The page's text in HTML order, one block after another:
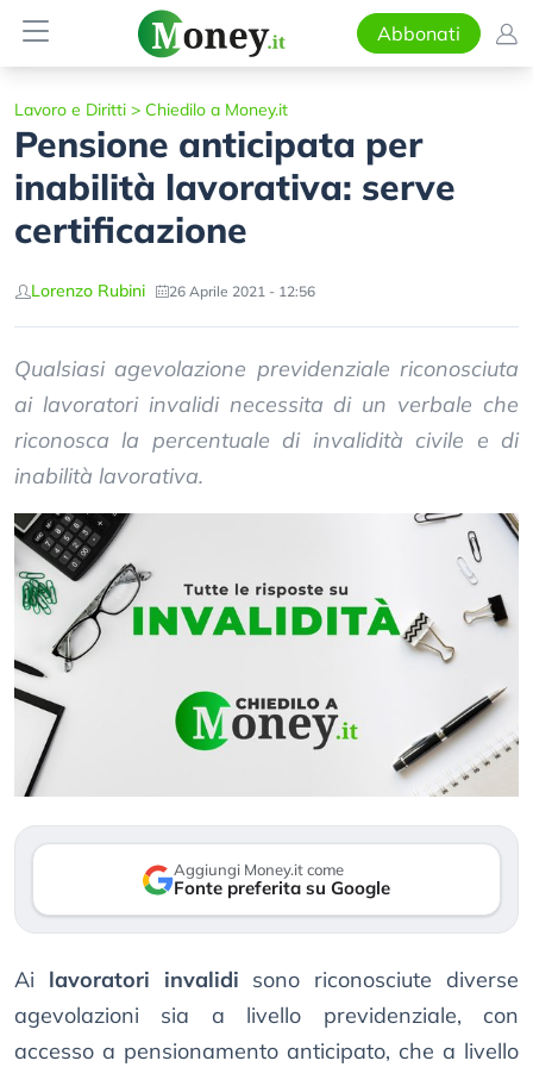
Abbonati
Lavoro e Diritti > Chiedilo a Money.it
Pensione anticipata per
inabilità lavorativa: serve
certificazione
Lorenzo Rubini 26 Aprile 2021 - 12:56
Qualsiasi agevolazione previdenziale riconosciuta
ai lavoratori invalidi necessita di un verbale che
riconosca la percentuale di invalidità civile e di
inabilità lavorativa.
Aggiungi Money.it come
Fonte preferita su Google
Ai lavoratori invalidi sono riconosciute diverse
agevolazioni sia a livello previdenziale, con
accesso a pensionamento anticipato, che a livello